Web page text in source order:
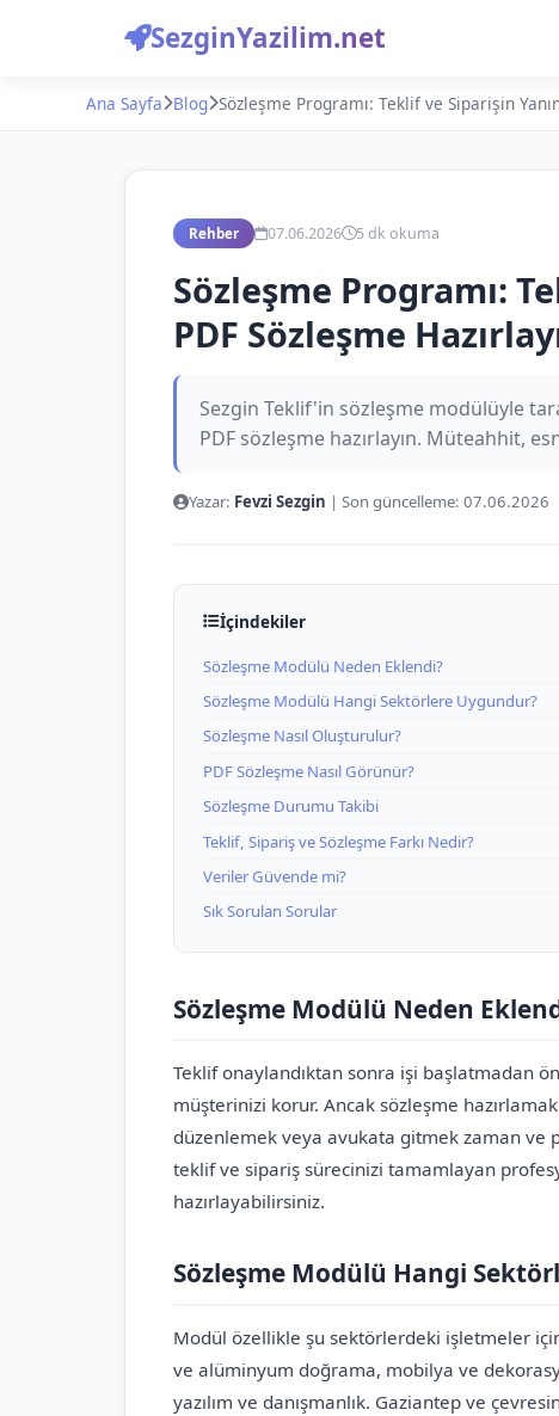
SezginYazilim.net
Ana Sayfa Blog Sözleşme Programı: Teklif ve Siparişin
Rehber 07.06.2026 5 dk okuma
Sözleşme Programı:
PDF Sözleşme
Sezgin Teklif'in sözleşme modülüyle
PDF sözleşme hazırlayın. Müteahhit,
Yazar: Fevzi Sezgin | Son güncelleme: 07.06.2026
İçindekiler
Sözleşme Modülü Neden Eklendi?
Sözleşme Modülü Hangi Sektörlere Uygundur?
Sözleşme Nasıl Oluşturulur?
PDF Sözleşme Nasıl Görünür?
Sözleşme Durumu Takibi
Teklif, Sipariş ve Sözleşme Farkı Nedir?
Veriler Güvende mi?
Sık Sorulan Sorular
Sözleşme Modülü Neden
Teklif onaylandıktan sonra işi başlatmadan
müşterinizi korur. Ancak sözleşme
düzenlemek veya avukata gitmek zaman ve
teklif ve sipariş sürecinizi tamamlayan
hazırlayabilirsiniz.
Sözleşme Modülü Hangi
Modül özellikle şu sektörlerdeki işletmeler
ve alüminyum doğrama, mobilya ve
yazılım ve danışmanlık. Gaziantep ve